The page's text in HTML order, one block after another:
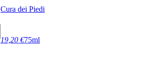
Cura dei Piedi
19,20 €75ml